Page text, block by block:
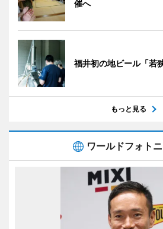
催へ
福井初の地ビール「若
もっと見る
ワールドフォト